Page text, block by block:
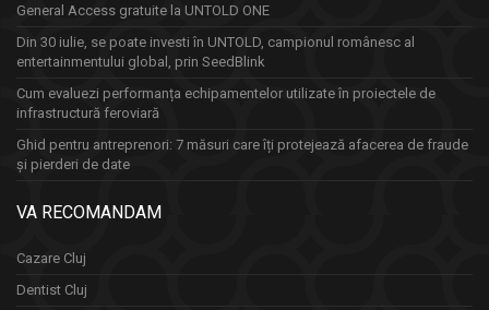
General Access gratuite la UNTOLD ONE
Din 30 iulie, se poate investi în UNTOLD, campionul românesc al
entertainmentului global, prin SeedBlink
Cum evaluezi performanța echipamentelor utilizate în proiectele de
infrastructură feroviară
Ghid pentru antreprenori: 7 măsuri care îți protejează afacerea de fraude
și pierderi de date
VA RECOMANDAM
Cazare Cluj
Dentist Cluj